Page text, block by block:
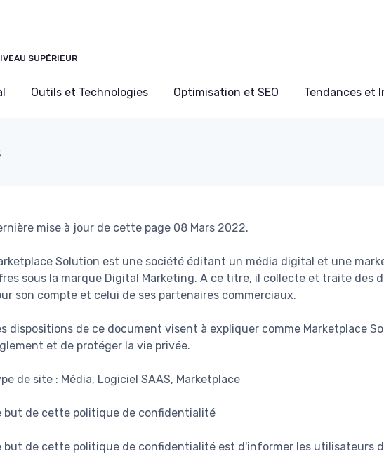
SUPÉRIEUR
Outils et Technologies Optimisation et SEO Tendances et
mise à jour de cette page 08 Mars 2022.
Solution est une société éditant un média digital et une
sous la marque Digital Marketing. A ce titre, il collecte et traite des
son compte et celui de ses partenaires commerciaux.
dispositions de ce document visent à expliquer comme Marketplace
et de protéger la vie privée.
de site : Média, Logiciel SAAS, Marketplace
but de cette politique de confidentialité
but de cette politique de confidentialité est d'informer les utilisateurs